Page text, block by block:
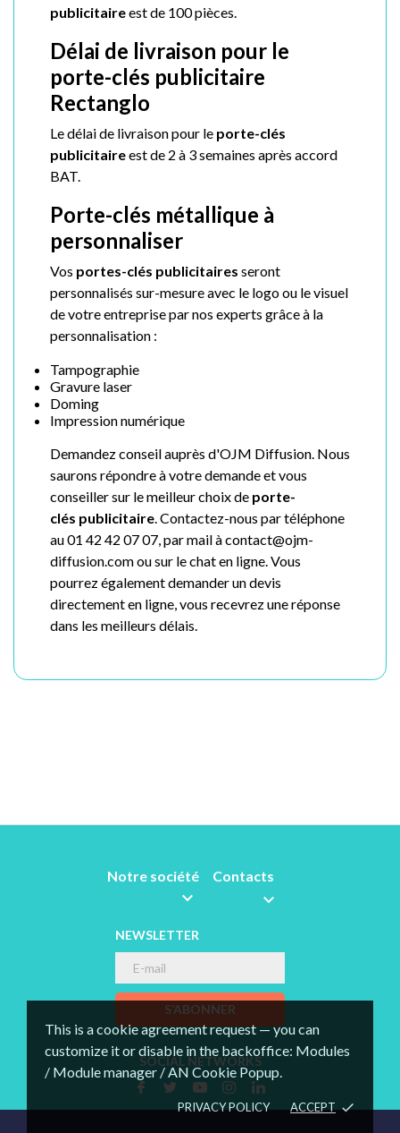
This is a cookie agreement request — you can
customize it or disable in the backoffice: Modules
/ Module manager / AN Cookie Popup.
PRIVACY POLICY ACCEPT done
publicitaireest de 100 pièces.
Délai de livraison pour le
porte-clés publicitaire
Rectanglo
Le délai de livraison pour le porte-clés
publicitaireest de 2 à 3 semaines après accord
BAT.
Porte-clés métallique à
personnaliser
Vos portes-clés publicitaires seront
personnalisés sur-mesure avec le logo ou le visuel
de votre entreprise par nos experts grâce à la
personnalisation :
Tampographie
Gravure laser
Doming
Impression numérique
Demandez conseil auprès d'OJM Diffusion. Nous
saurons répondre à votre demande et vous
conseiller sur le meilleur choix de porte-
clés publicitaire . Contactez-nous par téléphone
au 01 42 42 07 07, par mail à contact@ojm-
diffusion.com ou sur le chat en ligne. Vous
pourrez également demander un devis
directement en ligne, vous recevrez une réponse
dans les meilleurs délais.
Notre société

Contacts

NEWSLETTER
S’ABONNER
SOCIAL NETWORKS